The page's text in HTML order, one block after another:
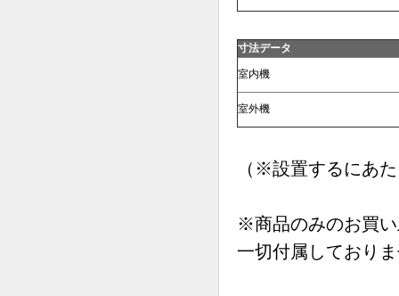
寸法データ
室内機
室外機
（※設置するにあ
※商品のみのお買
一切付属しており